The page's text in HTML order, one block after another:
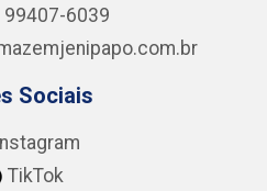
99407-6039
Sociais
TikTok